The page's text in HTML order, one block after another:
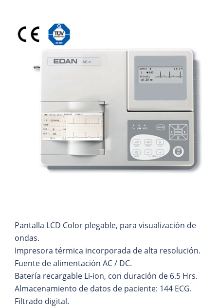
Pantalla LCD Color plegable, para visualización de
ondas.
Impresora térmica incorporada de alta resolución.
Fuente de alimentación AC / DC.
Batería recargable Li-ion, con duración de 6.5 Hrs.
Almacenamiento de datos de paciente: 144 ECG.
Filtrado digital.